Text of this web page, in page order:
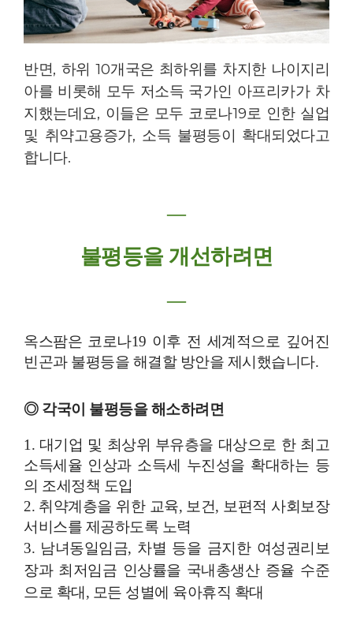
반면, 하위10개국은 최하위를 차지한 나이지리
아를 비롯해 모두 저소득 국가인 아프리카가 차
지했는데요, 이들은 모두 코로나19로 인한 실업
및 취약고용증가, 소득 불평등이 확대되었다고
합니다.
―
불평등을 개선하려면
―
옥스팜은 코로나19 이후 전 세계적으로 깊어진
빈곤과 불평등을 해결할 방안을 제시했습니다.
◎ 각국이 불평등을 해소하려면
1. 대기업 및 최상위 부유층을 대상으로 한 최고
소득세율 인상과 소득세 누진성을 확대하는 등
의 조세정책 도입
2. 취약계층을 위한 교육, 보건, 보편적 사회보장
서비스를 제공하도록 노력
3. 남녀동일임금, 차별 등을 금지한 여성권리보
장과 최저임금 인상률을 국내총생산 증율 수준
으로 확대, 모든 성별에 육아휴직 확대